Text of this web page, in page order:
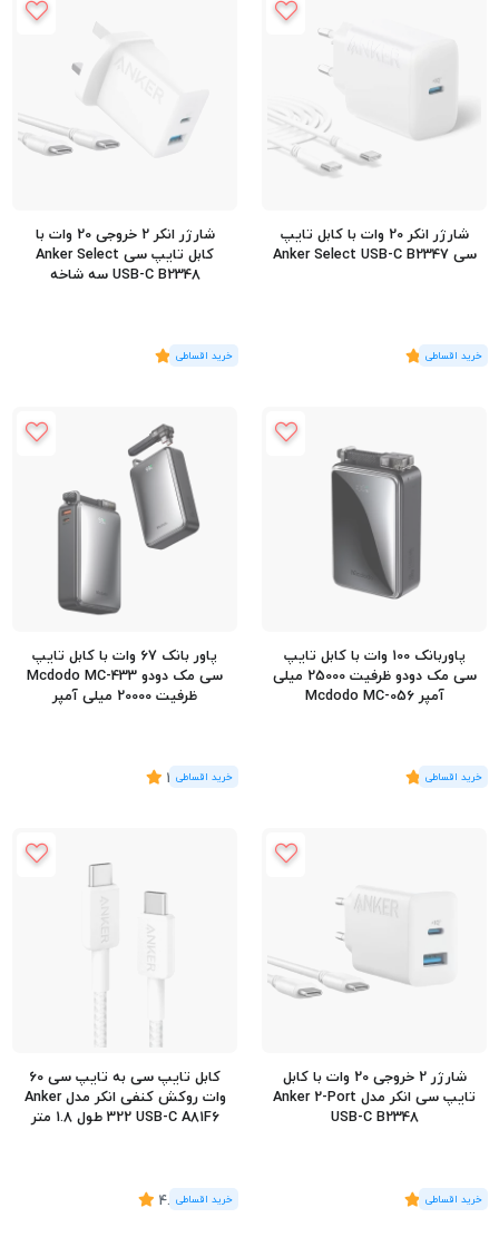
شارژر انکر 20 وات با کابل تایپ
سی Anker Select USB-C B2347
(4 رای)
5
شارژر انکر 2 خروجی 20 وات با
کابل تایپ سی Anker Select
USB-C B2348 سه شاخه
(3 رای)
5
پاوربانک 100 وات با کابل تایپ
سی مک دودو ظرفیت 25000 میلی
آمپر Mcdodo MC-056
(4 رای)
5
پاور بانک 67 وات با کابل تایپ
سی مک دودو Mcdodo MC-433
ظرفیت 20000 میلی آمپر
(6 رای)
4.5
شارژر 2 خروجی 20 وات با کابل
تایپ سی انکر مدل Anker 2-Port
USB-C B2348
(3 رای)
5
کابل تایپ سی به تایپ سی 60
وات روکش کنفی انکر مدل Anker
322 USB-C A81F6 طول 1.8 متر
(9 رای)
4.78